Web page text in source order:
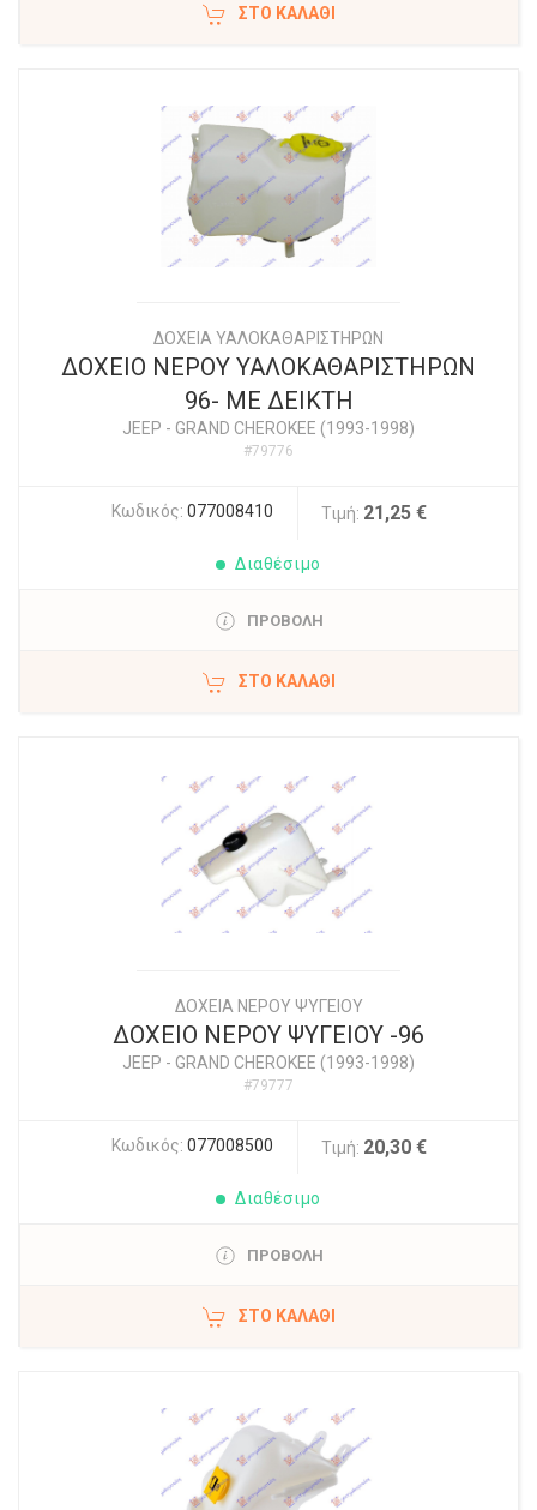
ΣΤΟ ΚΑΛΆΘΙ
ΔΟΧΕΙΑ ΥΑΛΟΚΑΘΑΡΙΣΤΗΡΩΝ
ΔΟΧΕΙΟ ΝΕΡΟΥ ΥΑΛΟΚΑΘΑΡΙΣΤΗΡΩΝ
96- ΜΕ ΔΕΙΚΤΗ
JEEP - GRAND CHEROKEE (1993-1998)
#79776
Κωδικός: 077008410 Τιμή: 21,25 €
Διαθέσιμο
ΠΡΟΒΟΛΗ
ΣΤΟ ΚΑΛΆΘΙ
ΔΟΧΕΙΑ ΝΕΡΟΥ ΨΥΓΕΙΟΥ
ΔΟΧΕΙΟ ΝΕΡΟΥ ΨΥΓΕΙΟΥ -96
JEEP - GRAND CHEROKEE (1993-1998)
#79777
Κωδικός: 077008500 Τιμή: 20,30 €
Διαθέσιμο
ΠΡΟΒΟΛΗ
ΣΤΟ ΚΑΛΆΘΙ